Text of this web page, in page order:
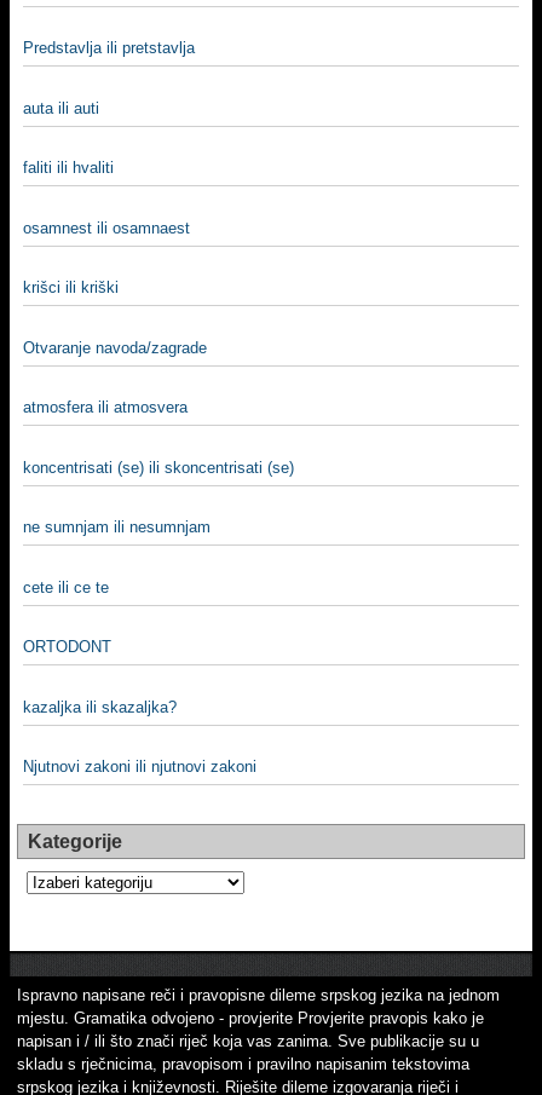
Predstavlja ili pretstavlja
auta ili auti
faliti ili hvaliti
osamnest ili osamnaest
krišci ili kriški
Otvaranje navoda/zagrade
atmosfera ili atmosvera
koncentrisati (se) ili skoncentrisati (se)
ne sumnjam ili nesumnjam
cete ili ce te
ORTODONT
kazaljka ili skazaljka?
Njutnovi zakoni ili njutnovi zakoni
Kategorije
Kategorije
Ispravno napisane reči i pravopisne dileme srpskog jezika na jednom
mjestu. Gramatika odvojeno - provjerite Provjerite pravopis kako je
napisan i / ili što znači riječ koja vas zanima. Sve publikacije su u
skladu s rječnicima, pravopisom i pravilno napisanim tekstovima
srpskog jezika i književnosti. Riješite dileme izgovaranja riječi i